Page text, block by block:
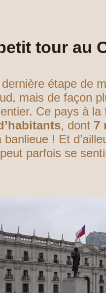
tour au
étape de
mais de façon
Ce pays à
, dont 7
banlieue ! Et
parfois se